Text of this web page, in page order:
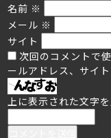
名前 ※
メール ※
サイト
次回のコメントで
ールアドレス、サイト
上に表示された文字